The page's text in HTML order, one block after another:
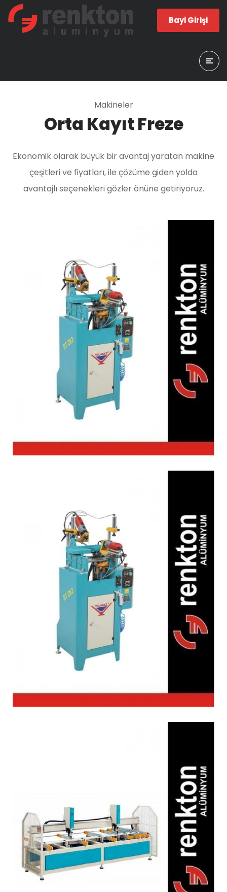
Bayi Girişi
Makineler
Orta Kayıt Freze
Ekonomik olarak büyük bir avantaj yaratan makine
çeşitleri ve fiyatları, ile çözüme giden yolda
avantajlı seçenekleri gözler önüne getiriyoruz.
ST 264 PVC Su Tahliye
Makinesi (Otomatik)
ST 263 PVC Su Tahliye
Makinesi (Otomatik)
SM 1000 Otomatik
Destek Sacı Vidalama
Makinesi